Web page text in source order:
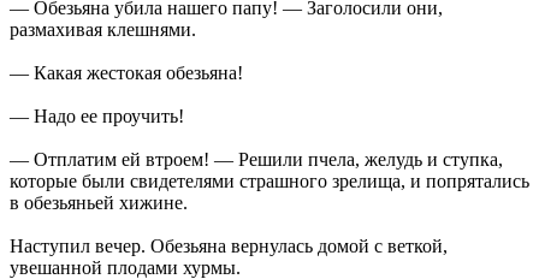
— Обезьяна убила нашего папу! — Заголосили они,
размахивая клешнями.
— Какая жестокая обезьяна!
— Надо ее проучить!
— Отплатим ей втроем! — Решили пчела, желудь и ступка,
которые были свидетелями страшного зрелища, и попрятались
в обезьяньей хижине.
Наступил вечер. Обезьяна вернулась домой с веткой,
увешанной плодами хурмы.